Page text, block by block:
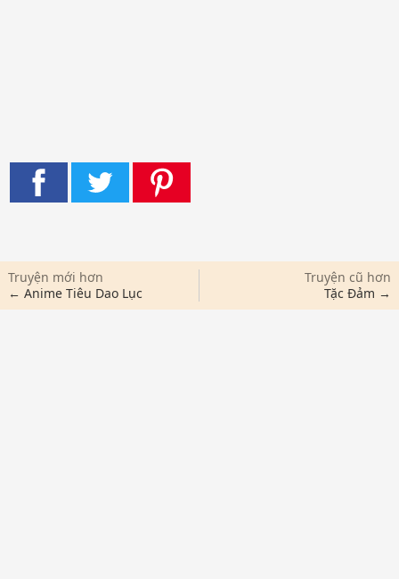
Truyện mới hơn
← Anime Tiêu Dao Lục
Truyện cũ hơn
Tặc Đảm →